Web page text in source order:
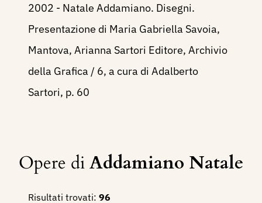
2002 - Natale Addamiano. Disegni.
Presentazione di Maria Gabriella Savoia,
Mantova, Arianna Sartori Editore, Archivio
della Grafica / 6, a cura di Adalberto
Sartori, p. 60
Opere diAddamiano Natale
Risultati trovati: 96